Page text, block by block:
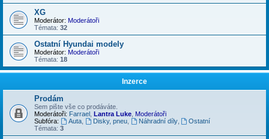
XG
Moderátor: Moderátoři
Témata: 32
Ostatní Hyundai modely
Moderátor: Moderátoři
Témata: 18
Inzerce
Prodám
Sem pište vše co prodáváte.
Moderátoři: Farrael Lantra Luke Moderátoři
Subfóra:
Auta, Disky, pneu, Náhradní díly,
Ostatní
Témata: 3